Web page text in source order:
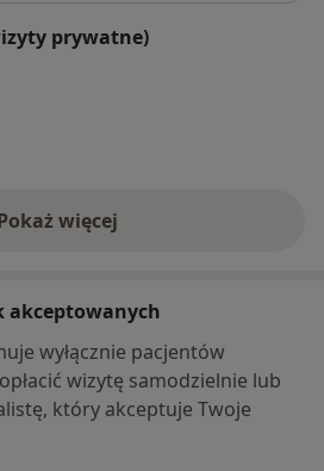
prywatne)
więcej
o adresie
akceptowanych
wyłącznie pacjentów
wizytę samodzielnie lub
który akceptuje Twoje